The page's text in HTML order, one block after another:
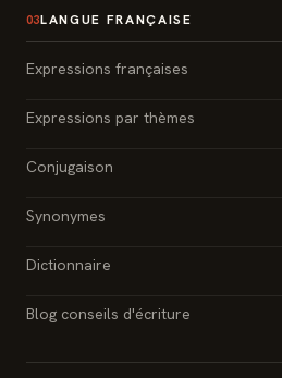
03LANGUE FRANÇAISE
Expressions françaises
Expressions par thèmes
Conjugaison
Synonymes
Dictionnaire
Blog conseils d'écriture